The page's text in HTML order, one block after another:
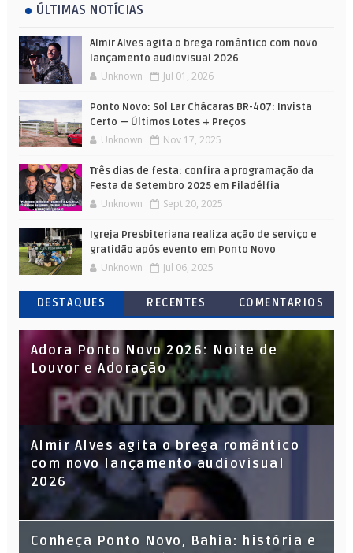
ÚLTIMAS NOTÍCIAS
Almir Alves agita o brega romântico com novo
lançamento audiovisual 2026
Unknown Jul 01, 2026
Ponto Novo: Sol Lar Chácaras BR-407: Invista
Certo — Últimos Lotes + Preços
Unknown Nov 17, 2025
Três dias de festa: confira a programação da
Festa de Setembro 2025 em Filadélfia
Unknown Sept 20, 2025
Igreja Presbiteriana realiza ação de serviço e
gratidão após evento em Ponto Novo
Unknown Jul 06, 2025
DESTAQUES RECENTES COMENTARIOS
Adora Ponto Novo 2026: Noite de
Louvor e Adoração
Almir Alves agita o brega romântico
com novo lançamento audiovisual
2026
Conheça Ponto Novo, Bahia: história e